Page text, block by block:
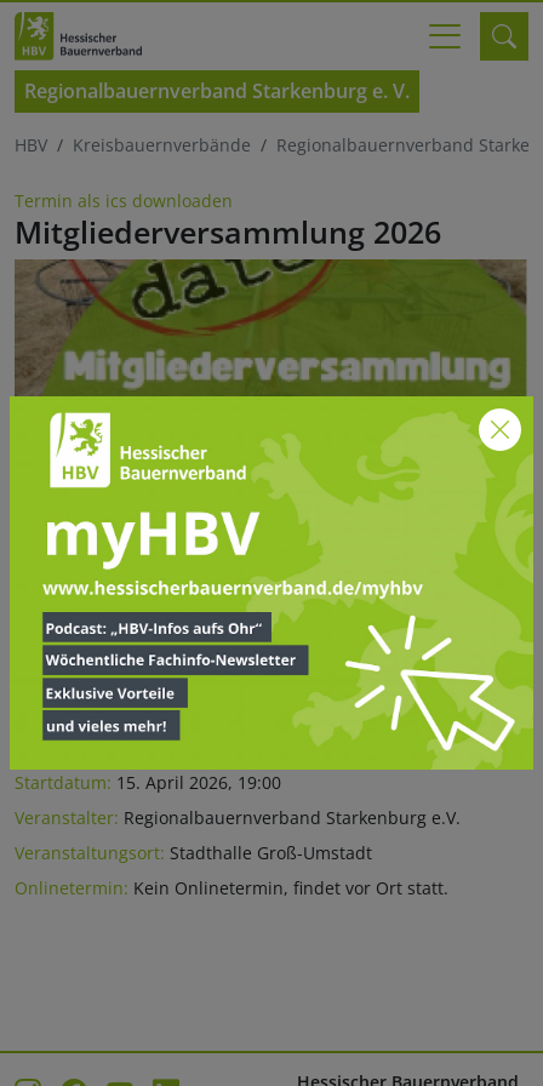
Regionalbauernverband Starkenburg e. V.
HBV Kreisbauernverbände Regionalbauernverband
Termin als ics downloaden
Mitgliederversammlung 2026
© RBV Starkenburg
Safe the Date Mitgliederversammlung 2026
Downloads
Einladung und Tagesordnung Vertreterversammlung 2026.pdf
(210.88 KB)
Informationen
Startdatum: 15. April 2026, 19:00
Veranstalter: Regionalbauernverband Starkenburg e.V.
Veranstaltungsort: Stadthalle Groß-Umstadt
Onlinetermin: Kein Onlinetermin, findet vor Ort statt.